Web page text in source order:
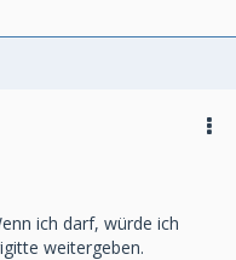
ich darf, würde ich
weitergeben.